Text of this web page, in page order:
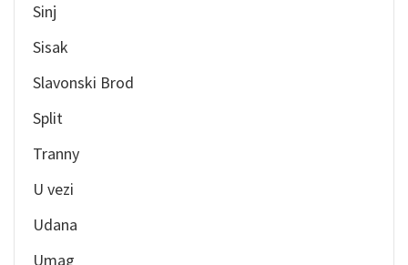
Sinj
Sisak
Slavonski Brod
Split
Tranny
U vezi
Udana
Umag